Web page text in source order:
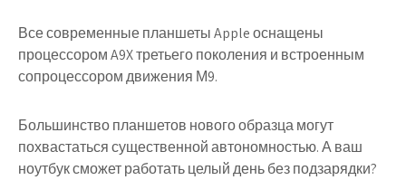
Все современные планшеты Apple оснащены
процессором A9X третьего поколения и встроенным
сопроцессором движения М9.
Большинство планшетов нового образца могут
похвастаться существенной автономностью. А ваш
ноутбук сможет работать целый день без подзарядки?